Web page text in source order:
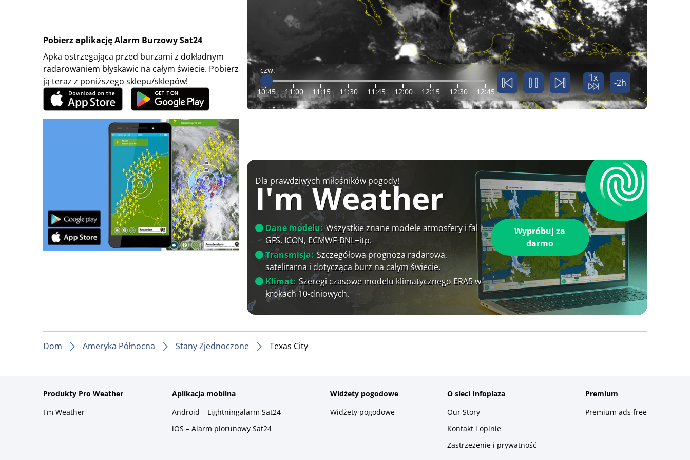
Pobierz aplikację Alarm Burzowy Sat24
Apka ostrzegająca przed burzami z dokładnym
radarowaniem błyskawic na całym świecie. Pobierz
ją teraz z poniższego sklepu/sklepów!
czw.
10:45 11:00 11:15 11:30 11:45 12:00 12:15 12:30 12:45
1x -2h
Dla prawdziwych miłośników pogody!
I'm Weather
Dane modelu: Wszystkie znane modele atmosfery i fal
GFS, ICON, ECMWF-BNL+itp.
Transmisja: Szczegółowa prognoza radarowa,
satelitarna i dotycząca burz na całym świecie.
Klimat: Szeregi czasowe modelu klimatycznego ERA5 w
krokach 10-dniowych.
Wypróbuj za
darmo
Dom Ameryka Północna Stany Zjednoczone Texas City
Produkty Pro Weather
I'm Weather
Aplikacja mobilna
Android – Lightningalarm Sat24
iOS – Alarm piorunowy Sat24
Widżety pogodowe
Widżety pogodowe
O sieci Infoplaza
Our Story
Kontakt i opinie
Zastrzeżenie i prywatność
Premium
Premium ads free